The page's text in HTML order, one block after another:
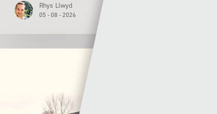
Rhys Llwyd
05 - 08 - 2026